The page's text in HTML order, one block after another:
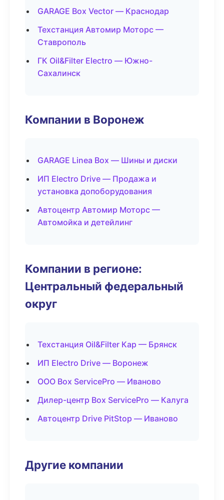
GARAGE Box Vector — Краснодар
Техстанция Автомир Моторс —
Ставрополь
ГК Oil&Filter Electro — Южно-
Сахалинск
Компании в Воронеж
GARAGE Linea Box — Шины и диски
ИП Electro Drive — Продажа и
установка допоборудования
Автоцентр Автомир Моторс —
Автомойка и детейлинг
Компании в регионе:
Центральный федеральный
округ
Техстанция Oil&Filter Кар — Брянск
ИП Electro Drive — Воронеж
ООО Box ServicePro — Иваново
Дилер-центр Box ServicePro — Калуга
Автоцентр Drive PitStop — Иваново
Другие компании